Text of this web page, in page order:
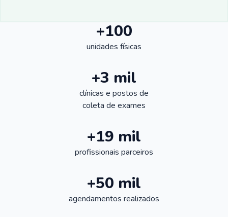
+100
unidades físicas
+3 mil
clínicas e postos de
coleta de exames
+19 mil
profissionais parceiros
+50 mil
agendamentos realizados